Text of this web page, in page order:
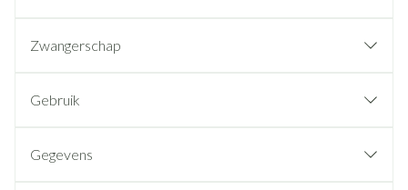
Zwangerschap
Gebruik
Gegevens